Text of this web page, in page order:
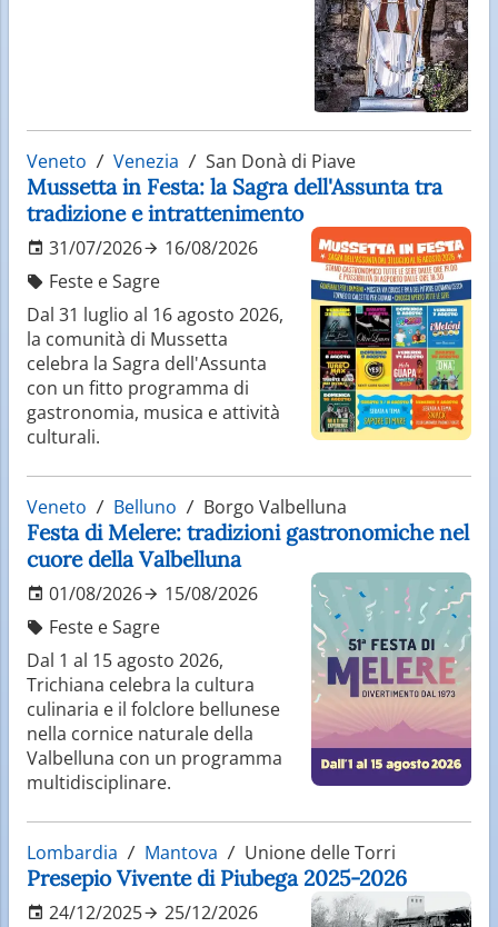
Veneto Venezia San Donà di Piave
Mussetta in Festa: la Sagra dell'Assunta tra
tradizione e intrattenimento
31/07/2026
16/08/2026
Feste e Sagre
Dal 31 luglio al 16 agosto 2026,
la comunità di Mussetta
celebra la Sagra dell'Assunta
con un fitto programma di
gastronomia, musica e attività
culturali.
Veneto Belluno Borgo Valbelluna
Festa di Melere: tradizioni gastronomiche nel
cuore della Valbelluna
01/08/2026
15/08/2026
Feste e Sagre
Dal 1 al 15 agosto 2026,
Trichiana celebra la cultura
culinaria e il folclore bellunese
nella cornice naturale della
Valbelluna con un programma
multidisciplinare.
Lombardia Mantova Unione delle Torri
Presepio Vivente di Piubega 2025-2026
24/12/2025 25/12/2026